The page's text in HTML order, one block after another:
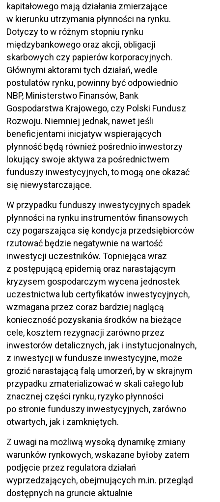
kapitałowego mają działania zmierzające
w kierunku utrzymania płynności na rynku.
Dotyczy to w różnym stopniu rynku
międzybankowego oraz akcji, obligacji
skarbowych czy papierów korporacyjnych.
Głównymi aktorami tych działań, wedle
postulatów rynku, powinny być odpowiednio
NBP, Ministerstwo Finansów, Bank
Gospodarstwa Krajowego, czy Polski Fundusz
Rozwoju. Niemniej jednak, nawet jeśli
beneficjentami inicjatyw wspierających
płynność będą również pośrednio inwestorzy
lokujący swoje aktywa za pośrednictwem
funduszy inwestycyjnych, to mogą one okazać
się niewystarczające.
W przypadku funduszy inwestycyjnych spadek
płynności na rynku instrumentów finansowych
czy pogarszająca się kondycja przedsiębiorców
rzutować będzie negatywnie na wartość
inwestycji uczestników. Topniejąca wraz
z postępującą epidemią oraz narastającym
kryzysem gospodarczym wycena jednostek
uczestnictwa lub certyfikatów inwestycyjnych,
wzmagana przez coraz bardziej naglącą
konieczność pozyskania środków na bieżące
cele, kosztem rezygnacji zarówno przez
inwestorów detalicznych, jak i instytucjonalnych,
z inwestycji w fundusze inwestycyjne, może
grozić narastającą falą umorzeń, by w skrajnym
przypadku zmaterializować w skali całego lub
znacznej części rynku, ryzyko płynności
po stronie funduszy inwestycyjnych, zarówno
otwartych, jak i zamkniętych.
Z uwagi na możliwą wysoką dynamikę zmiany
warunków rynkowych, wskazane byłoby zatem
podjęcie przez regulatora działań
wyprzedzających, obejmujących m.in. przegląd
dostępnych na gruncie aktualnie